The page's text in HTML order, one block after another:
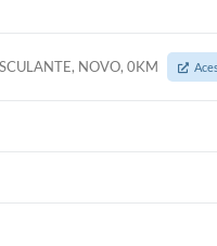
NOVO, 0KM